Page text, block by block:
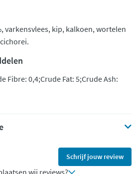
varkensvlees, kip, kalkoen, wortelen
Fibre: 0,4;Crude Fat: 5;Crude Ash:
Schrijf jouw review
wij reviews?